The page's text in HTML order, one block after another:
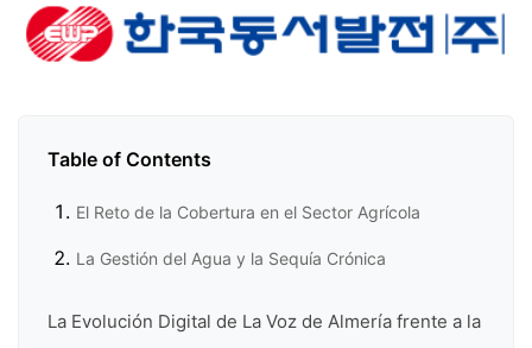
Table of Contents
El Reto de la Cobertura en el Sector Agrícola
La Gestión del Agua y la Sequía Crónica
La Evolución Digital de La Voz de Almería frente a la